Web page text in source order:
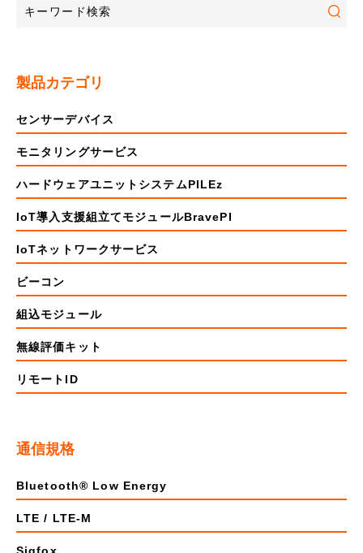
製品カテゴリ
センサーデバイス
モニタリングサービス
ハードウェアユニットシステムPILEz
IoT導入支援組立てモジュールBravePI
IoTネットワークサービス
ビーコン
組込モジュール
無線評価キット
リモートID
通信規格
Bluetooth® Low Energy
LTE / LTE-M